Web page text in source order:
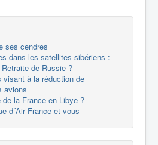
ses cendres
dans les satellites sibériens :
de Russie ?
visant à la réduction de
avions
la France en Libye ?
d´Air France et vous